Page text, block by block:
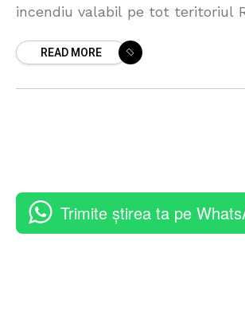
incendiu valabil pe tot teritoriul
valabilă pentru perioada 16-22
READ MORE
Trimite știrea ta pe